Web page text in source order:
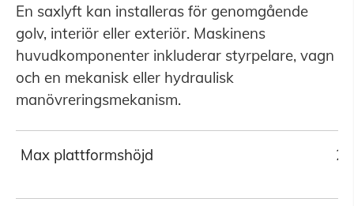
En saxlyft kan installeras för genomgående
golv, interiör eller exteriör. Maskinens
huvudkomponenter inkluderar styrpelare, vagn
och en mekanisk eller hydraulisk
manövreringsmekanism.
Max plattformshöjd